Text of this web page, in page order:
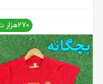
270هزار ت تخفیف